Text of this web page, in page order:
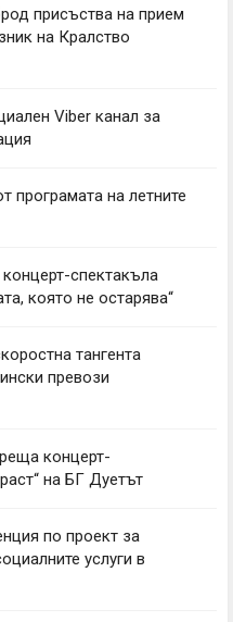
присъства на прием
на Кралство
Viber канал за
програмата на летните
спектакъла
която не остарява“
тангента
превози
концерт-
на БГ Дуетът
по проект за
услуги в